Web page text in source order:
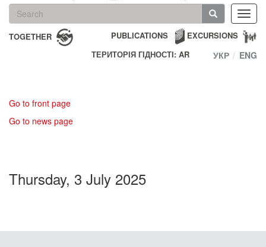
Search
form
Search
TOGETHER EXCURSIONS
PUBLICATIONS
ТЕРИТОРІЯ ГІДНОСТІ: AR
УКР ENG
Go to front page
Go to news page
Thursday, 3 July 2025